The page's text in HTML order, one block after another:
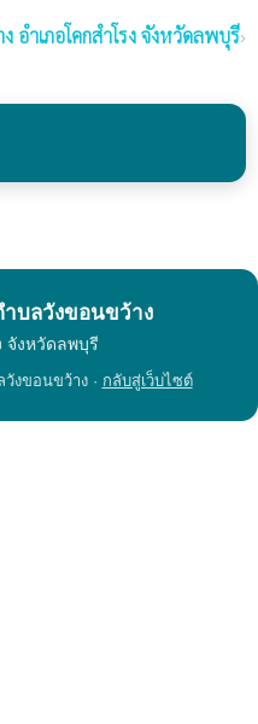
อำเภอโคกสำโรง จังหวัดลพบุรี›
บลวังขอนขว้าง
จังหวัดลพบุรี
งขอนขว้าง · กลับสู่เว็บไซต์